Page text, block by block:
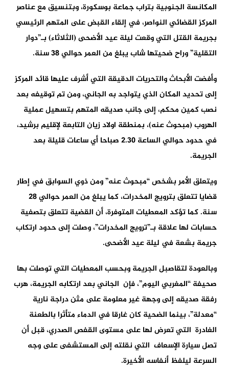
المكانسة الجنوبية بتراب جماعة بوسكورة، وبتنسيق مع عناصر
المركز القضائي النواصر، في إلقاء القبض على المتهم الرئيسي
بجريمة القتل التي وقعت ليلة عيد الأضحى (الثلاثاء) بـ”دوار
التقلية” وراح ضحيتها شاب يبلغ من العمر حوالي 38 سنة.
وأفضت الأبحاث والتحريات الدقيقة التي أشرف عليها قائد المركز
إلى تحديد المكان الذي يتواجد به الجاني، ومن تم توقيفه بعد
نصب كمين محكم، إلى جانب صديقه المتهم بتسهيل عملية
الهروب (مبحوث عنه)، بمنطقة اولاد زيان التابعة لإقليم برشيد،
في حدود حوالي الساعة 2.30 صباحا أي ساعات قليلة بعد
الجريمة.
ويتعلق الأمر بشخص “مبحوث عنه” ومن ذوي السوابق في إطار
قضايا تتعلق بترويج المخدرات، كما يبلغ من العمر حوالي 28
سنة. كما تؤكد المعطيات المتوفرة، أن القضية تتعلق بتصفية
حسابات لها علاقة بـ”ترويج المخدرات”، وصلت إلى حدود ارتكاب
جريمة بشعة في ليلة عيد الأضحى.
وبالعودة لتقاصبل الجريمة وبحسب المعطيات التي توصلت بها
صحيفة “المغربي اليوم”، فإن الجاني بعد ارتكابه الجريمة، هرب
رفقة صديقه إلى وجهة غير معلومة على مثن دراجة نارية
“معدلة”، بينما الضحية كان غارقا في الدماء متأثرا بالطعنة
الغادرة التي تعرض لها على مستوى القفص الصدري، قبل أن
تصل سيارة الإسعاف التي نقلته إلى المستشفى على وجه
السرعة ليلفظ أنفاسه الأخيرة.